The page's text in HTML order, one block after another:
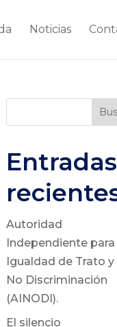
Noticias
Entradas
Autoridad
Independiente para
Igualdad de Trato y
No Discriminación
(AINODI).
El silencio